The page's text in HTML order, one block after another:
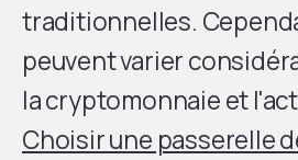
traditionnelles.
peuvent varier
la cryptomonnaie et
Choisir une passerelle